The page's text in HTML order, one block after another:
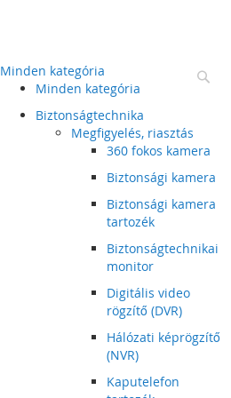
Minden kategória
Minden kategória
Biztonságtechnika
Megfigyelés, riasztás
360 fokos kamera
Biztonsági kamera
Biztonsági kamera
tartozék
Biztonságtechnikai
monitor
Digitális video
rögzítő (DVR)
Hálózati képrögzítő
(NVR)
Kaputelefon